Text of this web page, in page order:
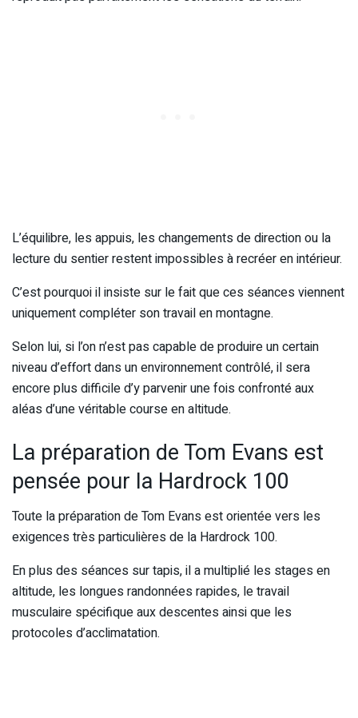
L’équilibre, les appuis, les changements de direction ou la
lecture du sentier restent impossibles à recréer en intérieur.
C’est pourquoi il insiste sur le fait que ces séances viennent
uniquement compléter son travail en montagne.
Selon lui, si l’on n’est pas capable de produire un certain
niveau d’effort dans un environnement contrôlé, il sera
encore plus difficile d’y parvenir une fois confronté aux
aléas d’une véritable course en altitude.
La préparation de Tom Evans est
pensée pour la Hardrock 100
Toute la préparation de Tom Evans est orientée vers les
exigences très particulières de la Hardrock 100.
En plus des séances sur tapis, il a multiplié les stages en
altitude, les longues randonnées rapides, le travail
musculaire spécifique aux descentes ainsi que les
protocoles d’acclimatation.